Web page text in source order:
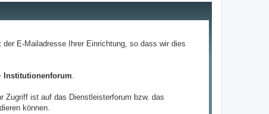
der E-Mailadresse Ihrer Einrichtung, so dass wir dies
Institutionenforum
Zugriff ist auf das Dienstleisterforum bzw. das
können.